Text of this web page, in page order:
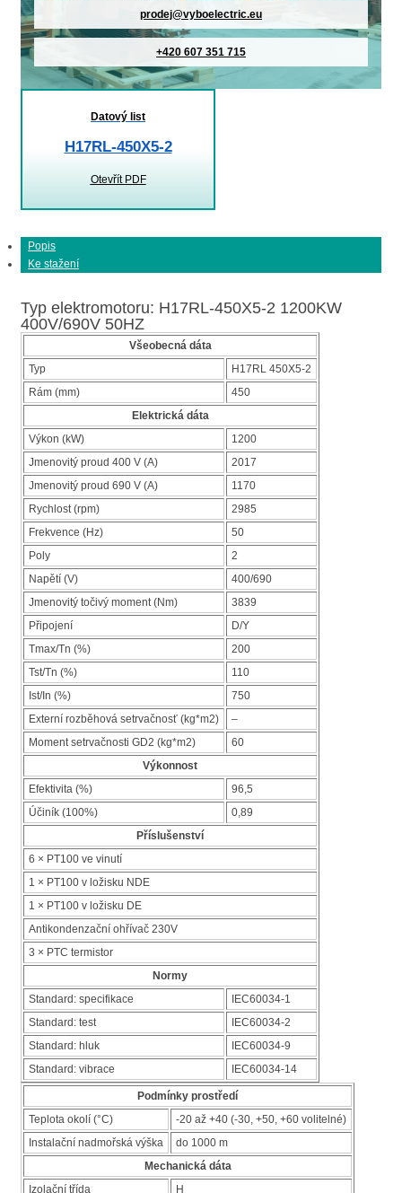
prodej@vyboelectric.eu
+420 607 351 715
Datový list
H17RL-450X5-2
Otevřít PDF
Popis
Ke stažení
Typ elektromotoru: H17RL-450X5-2 1200KW
400V/690V 50HZ
Všeobecná dáta
Typ
H17RL 450X5-2
Rám (mm)
450
Elektrická dáta
Výkon (kW)
1200
Jmenovitý proud 400 V (A)
2017
Jmenovitý proud 690 V (A)
1170
Rychlost (rpm)
2985
Frekvence (Hz)
50
Poly
2
Napětí (V)
400/690
Jmenovitý točivý moment (Nm)
3839
Připojení
D/Y
Tmax/Tn (%)
200
Tst/Tn (%)
110
Ist/In (%)
750
Externí rozběhová setrvačnosť (kg*m2)
–
Moment setrvačnosti GD2 (kg*m2)
60
Výkonnost
Efektivita (%)
96,5
Účiník (100%)
0,89
Příslušenství
6 × PT100 ve vinutí
1 × PT100 v ložisku NDE
1 × PT100 v ložisku DE
Antikondenzační ohřívač 230V
3 × PTC termistor
Normy
Standard: specifikace
IEC60034-1
Standard: test
IEC60034-2
Standard: hluk
IEC60034-9
Standard: vibrace
IEC60034-14
Podmínky prostředí
Teplota okolí (°C)
-20 až +40 (-30, +50, +60 volitelné)
Instalační nadmořská výška
do 1000 m
Mechanická dáta
Izolační třída
H